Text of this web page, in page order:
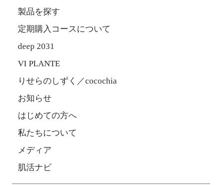
製品を探す
定期購入コースについて
deep 2031
VI PLANTE
りせらのしずく／cocochia
お知らせ
はじめての方へ
私たちについて
メディア
肌活ナビ